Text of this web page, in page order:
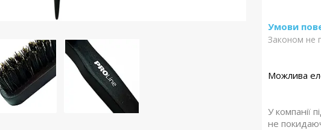
Законом не
У компанії
не